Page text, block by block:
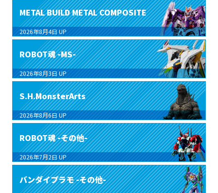
METAL BUILD METAL COMPOSITE
2026年8月4日 UP
ROBOT魂 -MS-
2026年8月3日 UP
S.H.MonsterArts
2026年8月6日 UP
ROBOT魂 -その他-
2026年7月2日 UP
バンダイプラモ -その他-